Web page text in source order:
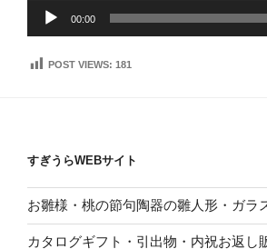
00:00
POST VIEWS: 181
すぎうらWEBサイト
お雛様・桃の節句陶器の雛人形・ガラ
カタログギフト・引出物・内祝お返し